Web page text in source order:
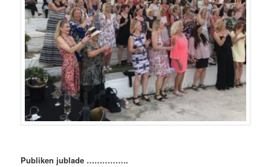
Publiken jublade …………….